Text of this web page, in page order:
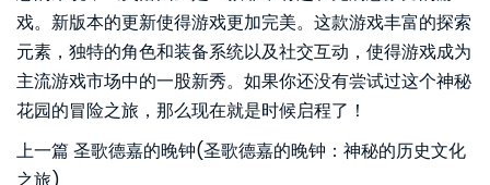
戏。新版本的更新使得游戏更加完美。这款游戏丰富的探索
元素，独特的角色和装备系统以及社交互动，使得游戏成为
主流游戏市场中的一股新秀。如果你还没有尝试过这个神秘
花园的冒险之旅，那么现在就是时候启程了！
上一篇 圣歌德嘉的晚钟(圣歌德嘉的晚钟：神秘的历史文化
之旅)